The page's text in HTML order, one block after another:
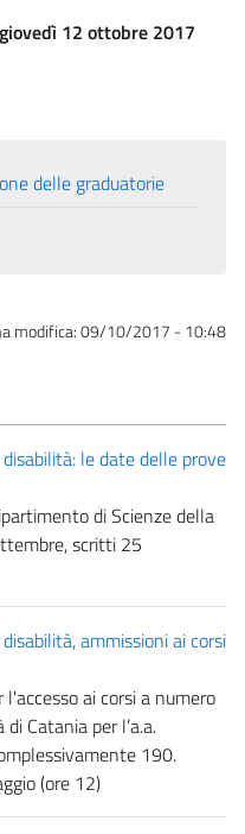
giovedì 12 ottobre 2017
delle graduatorie
modifica:09/10/2017 - 10:48
le date delle prove
di Scienze della
scritti 25
ammissioni ai corsi
ai corsi a numero
Catania per l’a.a.
190.
(ore 12)